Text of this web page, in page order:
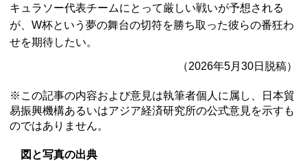
キュラソー代表チームにとって厳しい戦いが予想される
が、W杯という夢の舞台の切符を勝ち取った彼らの番狂わ
せを期待したい。
（2026年5月30日脱稿）
※この記事の内容および意見は執筆者個人に属し、日本貿
易振興機構あるいはアジア経済研究所の公式意見を示すも
のではありません。
図と写真の出典